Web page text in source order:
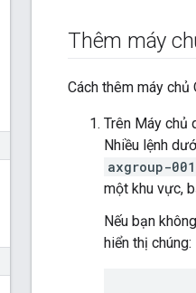
Thêm máy
Cách thêm máy chủ
Trên Máy chủ
Nhiều lệnh
axgroup-001
một khu vực,
Nếu bạn
hiển thị chúng: